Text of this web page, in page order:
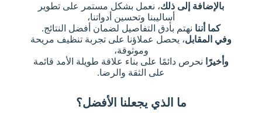
بالإضافة إلى ذلك، نعمل بشكل مستمر على تطوير
أساليبنا وتحسين أدواتنا،
كما أننا نهتم بأدق التفاصيل لضمان أفضل النتائج.
وفي المقابل، يحصل عملاؤنا على تجربة تنظيف مريحة
وموثوقة،
وأخيرًا
نحرص دائمًا على بناء علاقة طويلة الأمد قائمة
على الثقة والرضا.
ما الذي يجعلنا الأفضل؟